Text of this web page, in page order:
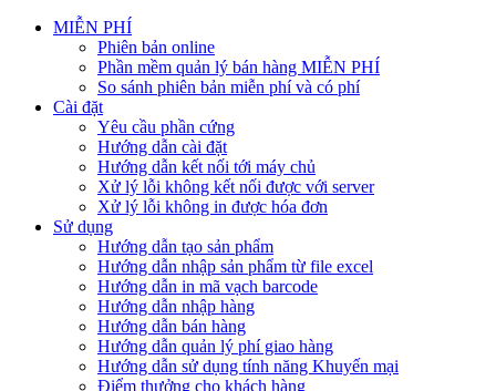
MIỄN PHÍ
Phiên bản online
Phần mềm quản lý bán hàng MIỄN PHÍ
So sánh phiên bản miễn phí và có phí
Cài đặt
Yêu cầu phần cứng
Hướng dẫn cài đặt
Hướng dẫn kết nối tới máy chủ
Xử lý lỗi không kết nối được với server
Xử lý lỗi không in được hóa đơn
Sử dụng
Hướng dẫn tạo sản phẩm
Hướng dẫn nhập sản phẩm từ file excel
Hướng dẫn in mã vạch barcode
Hướng dẫn nhập hàng
Hướng dẫn bán hàng
Hướng dẫn quản lý phí giao hàng
Hướng dẫn sử dụng tính năng Khuyến mại
Điểm thưởng cho khách hàng